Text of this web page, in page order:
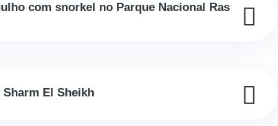
com snorkel no Parque Nacional Ras
Sharm El Sheikh